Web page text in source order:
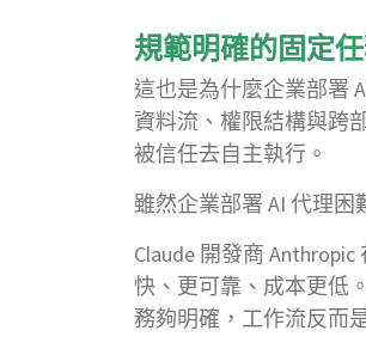
規範明確的固定
這也是為什麼企業部署
資料流、權限結構與跨
被信任去自主執行。
雖然企業部署 AI 代理
Claude 開發商
快、更可靠、成本更低
務夠明確，工作流反而